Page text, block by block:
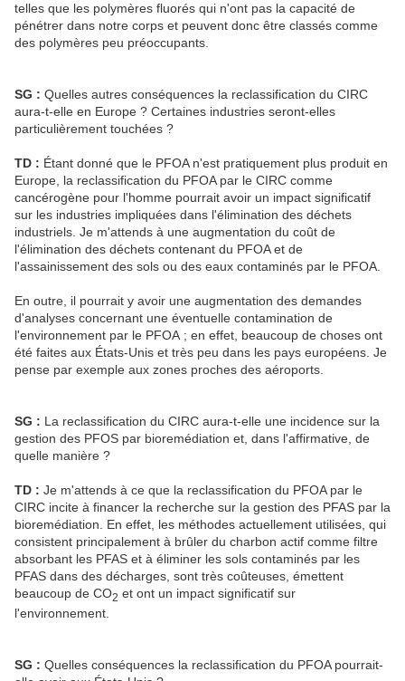
telles que les polymères fluorés qui n'ont pas la capacité de
pénétrer dans notre corps et peuvent donc être classés comme
des polymères peu préoccupants.
SG : Quelles autres conséquences la reclassification du CIRC
aura-t-elle en Europe ? Certaines industries seront-elles
particulièrement touchées ?
TD : Étant donné que le PFOA n'est pratiquement plus produit en
Europe, la reclassification du PFOA par le CIRC comme
cancérogène pour l'homme pourrait avoir un impact significatif
sur les industries impliquées dans l'élimination des déchets
industriels. Je m'attends à une augmentation du coût de
l'élimination des déchets contenant du PFOA et de
l'assainissement des sols ou des eaux contaminés par le PFOA.
En outre, il pourrait y avoir une augmentation des demandes
d'analyses concernant une éventuelle contamination de
l'environnement par le PFOA ; en effet, beaucoup de choses ont
été faites aux États-Unis et très peu dans les pays européens. Je
pense par exemple aux zones proches des aéroports.
SG : La reclassification du CIRC aura-t-elle une incidence sur la
gestion des PFOS par bioremédiation et, dans l'affirmative, de
quelle manière ?
TD : Je m'attends à ce que la reclassification du PFOA par le
CIRC incite à financer la recherche sur la gestion des PFAS par la
bioremédiation. En effet, les méthodes actuellement utilisées, qui
consistent principalement à brûler du charbon actif comme filtre
absorbant les PFAS et à éliminer les sols contaminés par les
PFAS dans des décharges, sont très coûteuses, émettent
beaucoup de CO2 et ont un impact significatif sur
l'environnement.
SG : Quelles conséquences la reclassification du PFOA pourrait-